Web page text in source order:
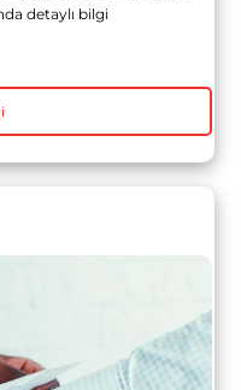
detaylı bilgi